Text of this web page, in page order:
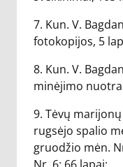
7. Kun. V.
fotokopijos, 5
8. Kun. V.
minėjimo
9. Tėvų marijonų
rugsėjo spalio
gruodžio mėn.